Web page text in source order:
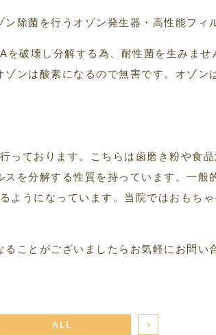
除菌を行うオゾン発生器・高性能フィ
破壊し分解する為、耐性菌を生みま
ンは酸素になるので無害です。オゾン
っております。こちらは歯磨き粉や食
を分解する性質を持っています。一般
ようになっています。当院ではおもち
ことがございましたらお気軽にお問い
ALL